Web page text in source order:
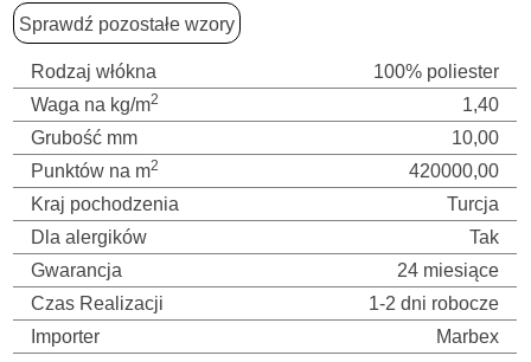
Sprawdź pozostałe wzory
Rodzaj włókna
100% poliester
Waga na kg/m2
1,40
Grubość mm
10,00
Punktów na m2
420000,00
Kraj pochodzenia
Turcja
Dla alergików
Tak
Gwarancja
24 miesiące
Czas Realizacji
1-2 dni robocze
Importer
Marbex